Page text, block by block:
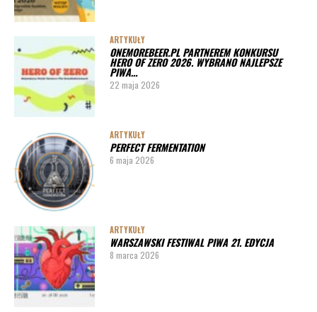
ARTYKUŁY
Pędy chmielu – danie ekskluzywne
PORADY
Jak działa instalacja do wyszynku piwa w barze
ARTYKUŁY
ONEMOREBEER.PL PARTNEREM KONKURSU
HERO OF ZERO 2026. WYBRANO NAJLEPSZE
PIWA…
22 maja 2026
ARTYKUŁY
PERFECT FERMENTATION
6 maja 2026
ARTYKUŁY
WARSZAWSKI FESTIWAL PIWA 21. EDYCJA
8 marca 2026